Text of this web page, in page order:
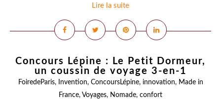
Lire la suite
Concours Lépine : Le Petit Dormeur,
un coussin de voyage 3-en-1
FoiredeParis, Invention, ConcoursLépine, innovation, Made in
France, Voyages, Nomade, confort